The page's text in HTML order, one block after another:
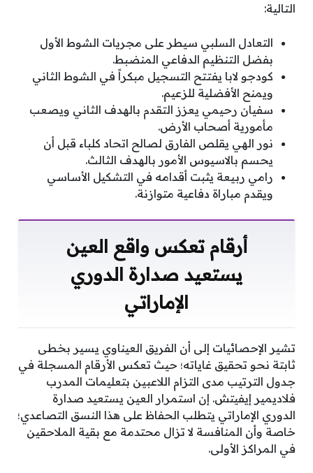
التالية:
التعادل السلبي سيطر على مجريات الشوط الأول
بفضل التنظيم الدفاعي المنضبط.
كودجو لابا يفتتح التسجيل مبكراً في الشوط الثاني
ويمنح الأفضلية للزعيم.
سفيان رحيمي يعزز التقدم بالهدف الثاني ويصعب
مأمورية أصحاب الأرض.
نور الهي يقلص الفارق لصالح اتحاد كلباء قبل أن
يحسم بالاسيوس الأمور بالهدف الثالث.
رامي ربيعة يثبت أقدامه في التشكيل الأساسي
ويقدم مباراة دفاعية متوازنة.
أرقام تعكس واقع العين
يستعيد صدارة الدوري
الإماراتي
تشير الإحصائيات إلى أن الفريق العيناوي يسير بخطى
ثابتة نحو تحقيق غاياته؛ حيث تعكس الأرقام المسجلة في
جدول الترتيب مدى التزام اللاعبين بتعليمات المدرب
فلاديمير إيفيتش. إن استمرار العين يستعيد صدارة
الدوري الإماراتي يتطلب الحفاظ على هذا النسق التصاعدي؛
خاصة وأن المنافسة لا تزال محتدمة مع بقية الملاحقين
في المراكز الأولى.